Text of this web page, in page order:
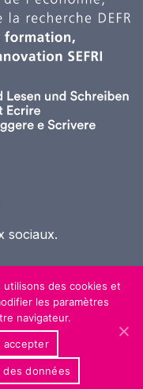
sociaux.
des cookies et
les paramètres
navigateur.
accepter
données